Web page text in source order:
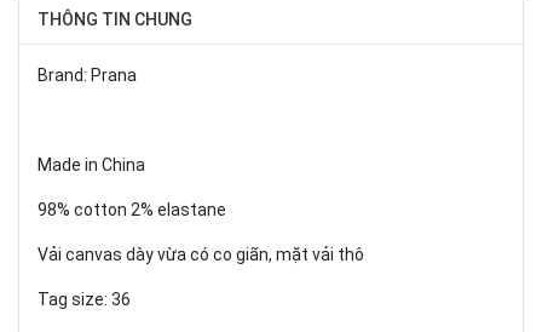
THÔNG TIN CHUNG
Brand: Prana
Made in China
98% cotton 2% elastane
Vải canvas dày vừa có co giãn, mặt vải thô
Tag size: 36